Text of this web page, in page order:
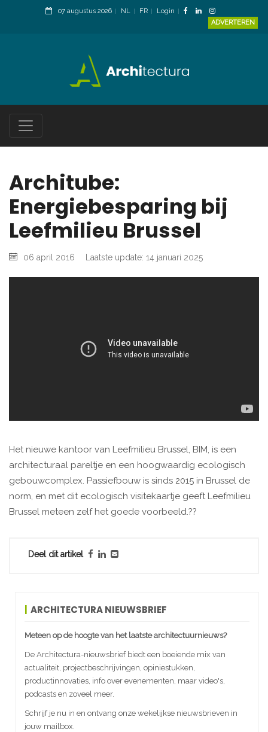
07 augustus 2026 NL FR
Login
ADVERTEREN
Architube:
Energiebesparing bij
Leefmilieu Brussel
06 april 2016 Laatste update: 14 januari 2025
Het nieuwe kantoor van Leefmilieu Brussel, BIM, is een
architecturaal pareltje en een hoogwaardig ecologisch
gebouwcomplex. Passiefbouw is sinds 2015 in Brussel de
norm, en met dit ecologisch visitekaartje geeft Leefmilieu
Brussel meteen zelf het goede voorbeeld.??
Deel dit artikel
ARCHITECTURA NIEUWSBRIEF
Meteen op de hoogte van het laatste architectuurnieuws?
De Architectura-nieuwsbrief biedt een boeiende mix van
actualiteit, projectbeschrijvingen, opiniestukken,
productinnovaties, info over evenementen, maar video's,
podcasts en zoveel meer.
Schrijf je nu in en ontvang onze wekelijkse nieuwsbrieven in
jouw mailbox.